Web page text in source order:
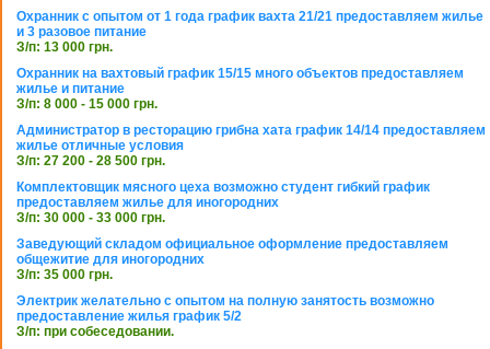
Охранник с опытом от 1 года график вахта 21/21 предоставляем жилье
и 3 разовое питание
З/п: 13 000 грн.
Охранник на вахтовый график 15/15 много объектов предоставляем
жилье и питание
З/п: 8 000 - 15 000 грн.
Администратор в ресторацию грибна хата график 14/14 предоставляем
жилье отличные условия
З/п: 27 200 - 28 500 грн.
Комплектовщик мясного цеха возможно студент гибкий график
предоставляем жилье для иногородних
З/п: 30 000 - 33 000 грн.
Заведующий складом официальное оформление предоставляем
общежитие для иногородних
З/п: 35 000 грн.
Электрик желательно с опытом на полную занятость возможно
предоставление жилья график 5/2
З/п: при собеседовании.